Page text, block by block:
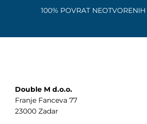
100% POVRAT
Double M d.o.o.
Franje Fanceva 77
23000 Zadar